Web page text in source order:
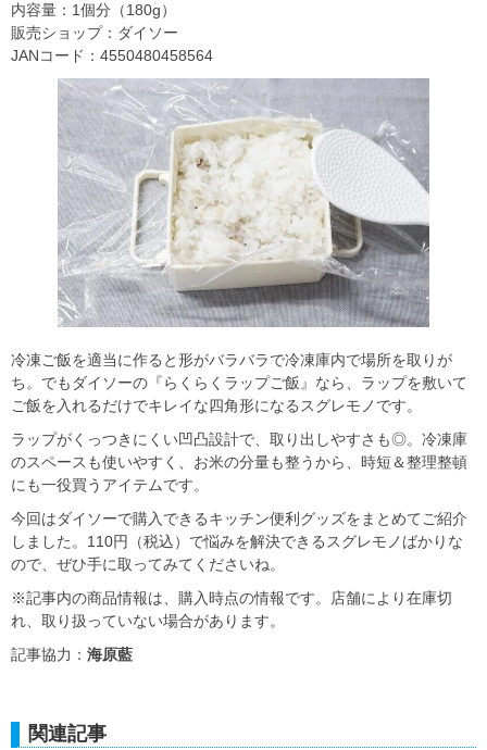
内容量：1個分（180g）
販売ショップ：ダイソー
JANコード：4550480458564
冷凍ご飯を適当に作ると形がバラバラで冷凍庫内で場所を取りが
ち。でもダイソーの『らくらくラップご飯』なら、ラップを敷いて
ご飯を入れるだけでキレイな四角形になるスグレモノです。
ラップがくっつきにくい凹凸設計で、取り出しやすさも◎。冷凍庫
のスペースも使いやすく、お米の分量も整うから、時短＆整理整頓
にも一役買うアイテムです。
今回はダイソーで購入できるキッチン便利グッズをまとめてご紹介
しました。110円（税込）で悩みを解決できるスグレモノばかりな
ので、ぜひ手に取ってみてくださいね。
※記事内の商品情報は、購入時点の情報です。店舗により在庫切
れ、取り扱っていない場合があります。
記事協力： 海原藍
関連記事